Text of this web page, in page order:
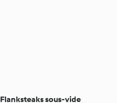
Flanksteaks sous-vide